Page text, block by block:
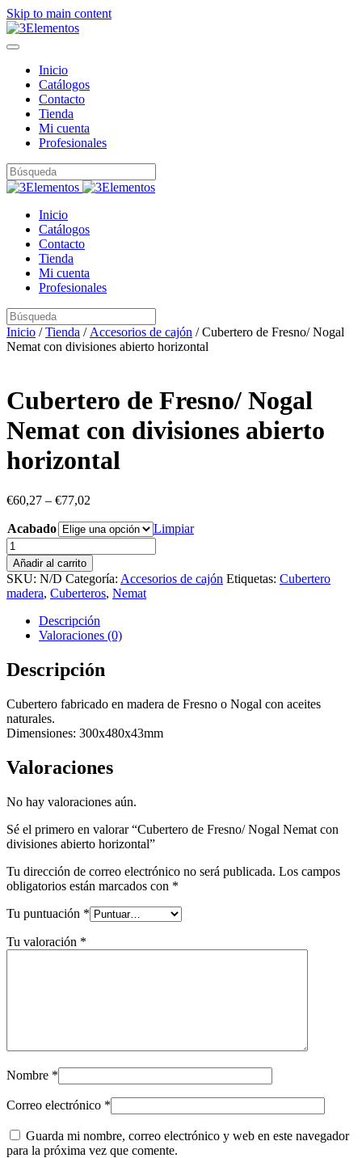
Skip to main content
Inicio
Catálogos
Contacto
Tienda
Mi cuenta
Profesionales
Inicio
Catálogos
Contacto
Tienda
Mi cuenta
Profesionales
Inicio /Tienda / Accesorios de cajón / Cubertero de Fresno/ Nogal
Nemat con divisiones abierto horizontal
Cubertero de Fresno/ Nogal
Nemat con divisiones abierto
horizontal
€60,27 – €77,02
Acabado
Limpiar
Cubertero
de
Fresno/
Nogal
Nemat
divisiones
abierto
horizontal
cantidad
Añadir al carrito
SKU: N/D Categoría: Accesorios de cajón Etiquetas: Cubertero
madera, Cuberteros, Nemat
Descripción
Valoraciones (0)
Descripción
Cubertero fabricado en madera de Fresno o Nogal con aceites
naturales.
Dimensiones: 300x480x43mm
Valoraciones
No hay valoraciones aún.
Sé el primero en valorar “Cubertero de Fresno/ Nogal Nemat con
divisiones abierto horizontal”
Tu dirección de correo electrónico no será publicada. Los campos
obligatorios están marcados con *
Tu puntuación *
Tu valoración *
Nombre *
Correo electrónico *
Guarda mi nombre, correo electrónico y web en este navegador
para la próxima vez que comente.